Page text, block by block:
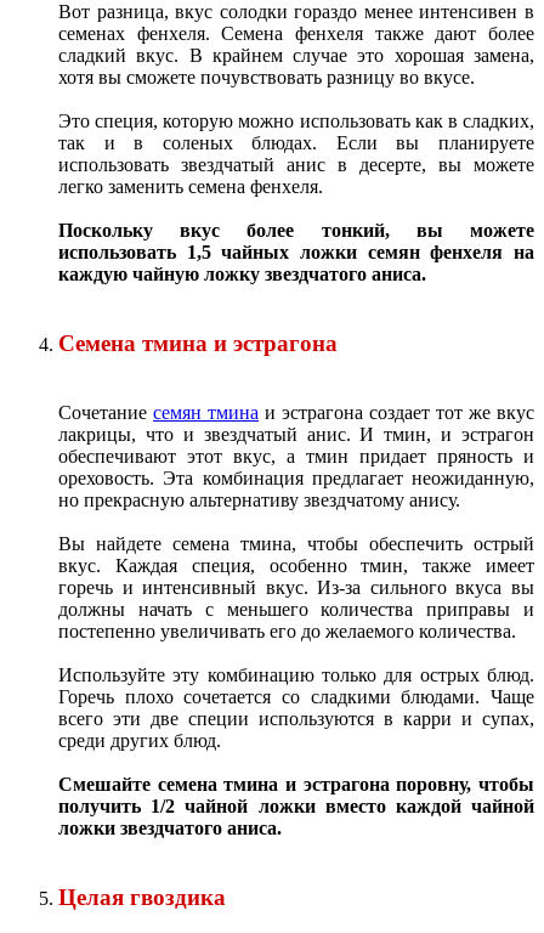
Вот разница, вкус солодки гораздо менее интенсивен в
семенах фенхеля. Семена фенхеля также дают более
сладкий вкус. В крайнем случае это хорошая замена,
хотя вы сможете почувствовать разницу во вкусе.
Это специя, которую можно использовать как в сладких,
так и в соленых блюдах. Если вы планируете
использовать звездчатый анис в десерте, вы можете
легко заменить семена фенхеля.
Поскольку вкус более тонкий, вы можете
использовать 1,5 чайных ложки семян фенхеля на
каждую чайную ложку звездчатого аниса.
Семена тмина и эстрагона
Сочетание семян тмина и эстрагона создает тот же вкус
лакрицы, что и звездчатый анис. И тмин, и эстрагон
обеспечивают этот вкус, а тмин придает пряность и
ореховость. Эта комбинация предлагает неожиданную,
но прекрасную альтернативу звездчатому анису.
Вы найдете семена тмина, чтобы обеспечить острый
вкус. Каждая специя, особенно тмин, также имеет
горечь и интенсивный вкус. Из-за сильного вкуса вы
должны начать с меньшего количества приправы и
постепенно увеличивать его до желаемого количества.
Используйте эту комбинацию только для острых блюд.
Горечь плохо сочетается со сладкими блюдами. Чаще
всего эти две специи используются в карри и супах,
среди других блюд.
Смешайте семена тмина и эстрагона поровну, чтобы
получить 1/2 чайной ложки вместо каждой чайной
ложки звездчатого аниса.
Целая гвоздика